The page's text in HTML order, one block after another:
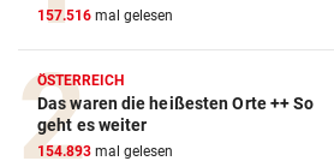
157.516 mal gelesen
ÖSTERREICH
Das waren die heißesten Orte ++ So
geht es weiter
154.893 mal gelesen